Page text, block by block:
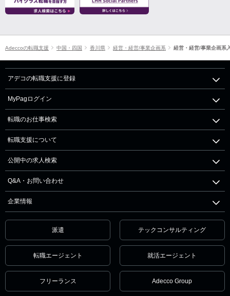
Adeccoの転職支援 中国・四国 香川県 経営・経営/事業企画系 経営・経営/事業企画系
アデコの転職支援に登録
MyPagログイン
転職のお仕事検索
転職支援について
公開中の求人検索
Q&A・お問い合わせ
企業情報
派遣 テックコンサルティング
転職エージェント 就活エージェント
フリーランス Adecco Group